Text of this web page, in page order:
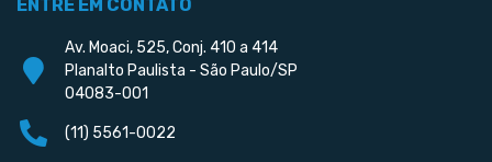
ENTRE EM CONTATO
Av. Moaci, 525, Conj. 410 a 414
Planalto Paulista - São Paulo/SP
04083-001
(11) 5561-0022